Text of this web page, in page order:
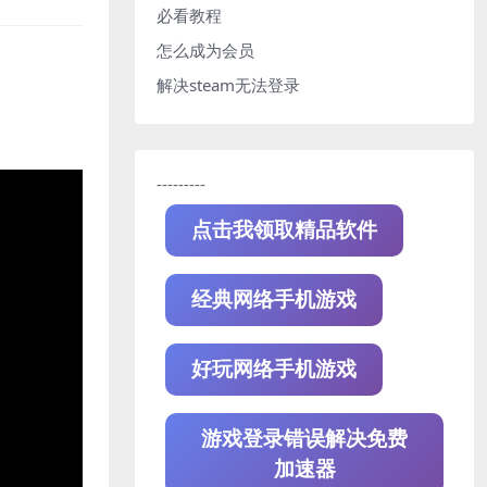
必看教程
怎么成为会员
解决steam无法登录
---------
点击我领取精品软件
经典网络手机游戏
好玩网络手机游戏
游戏登录错误解决免费
加速器